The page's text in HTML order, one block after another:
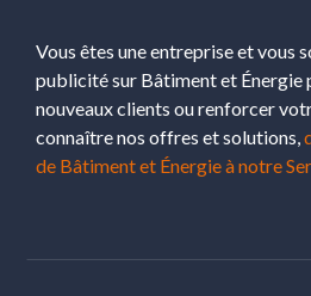
Vous êtes une entreprise et vous
publicité sur Bâtiment et Énergie
nouveaux clients ou renforcer
connaître nos offres et solutions,
de Bâtiment et Énergie à notre